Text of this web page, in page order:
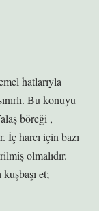
hatlarıyla
Bu konuyu
böreği ,
İç harcı için bazı
olmalıdır.
et;